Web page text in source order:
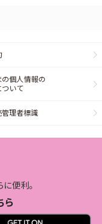
の個人情報の
ついて
管理者標識
便利。
ら